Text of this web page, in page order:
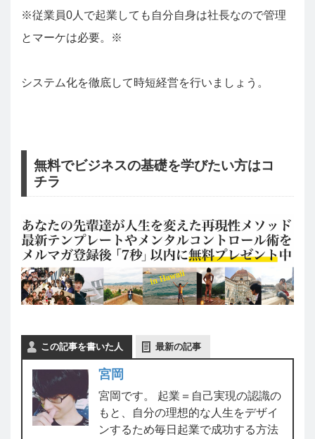
※従業員0人で起業しても自分自身は社長なので管理
とマーケは必要。※
システム化を徹底して時短経営を行いましょう。
無料でビジネスの基礎を学びたい方はコ
チラ
この記事を書いた人 最新の記事
宮岡
宮岡です。 起業＝自己実現の認識の
もと、自分の理想的な人生をデザイ
ンするため毎日起業で成功する方法